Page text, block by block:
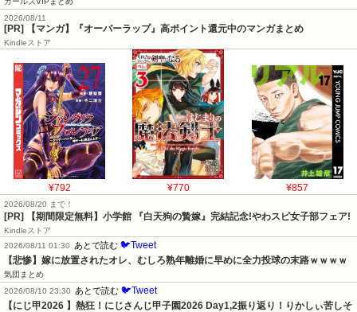
2026/08/11
[PR] 【マンガ】『オーバーラップ』高ポイント還元中のマンガまとめ
Kindleストア
¥792 ¥770 ¥857
2026/08/20 まで！
[PR] 【期間限定無料】小学館 『白天狗の贄嫁』完結記念!やわスピ女子部フェア!
Kindleストア
2026/08/11 01:30
あとで読む 🐦Tweet
【悲惨】嫁に放置されたオレ、むしろ熟年離婚に早めに全力投球の末路ｗｗｗｗ
気団まとめ
2026/08/10 23:30
あとで読む 🐦Tweet
【にじ甲2026 】熱狂！にじさんじ甲子園2026 Day1,2振り返り！りかしぃ苦しそ